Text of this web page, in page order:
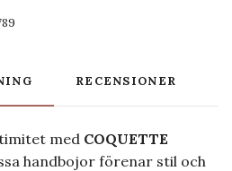
RECENSIONER
med COQUETTE
handbojor förenar stil och